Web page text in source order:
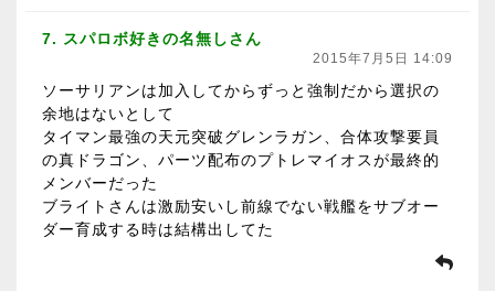
7. スパロボ好きの名無しさん
2015年7月5日 14:09
ソーサリアンは加入してからずっと強制だから選択の
余地はないとして
タイマン最強の天元突破グレンラガン、合体攻撃要員
の真ドラゴン、パーツ配布のプトレマイオスが最終的
メンバーだった
ブライトさんは激励安いし前線でない戦艦をサブオー
ダー育成する時は結構出してた